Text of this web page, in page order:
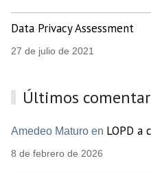
Data Privacy Assessment
27 de julio de 2021
Últimos
Amedeo Maturo en LOPD a
8 de febrero de 2026